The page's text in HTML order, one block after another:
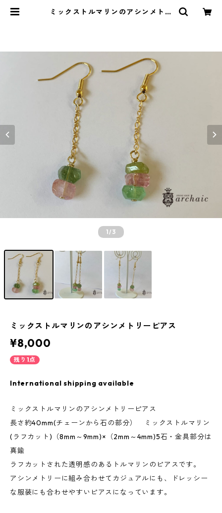
ミックストルマリンのアシンメトリ
1/3
ミックストルマリンのアシンメトリーピアス
¥8,000
残り1点
International shipping available
ミックストルマリンのアシンメトリーピアス
長さ約40mm(チェーンから石の部分） ミックストルマリン
(ラフカット)（8mm～9mm)×（2mm～4mm)5石・金具部分は
真鍮
ラフカットされた透明感のあるトルマリンのピアスです。
アシンメトリーに組み合わせてカジュアルにも、ドレッシー
な服装にも合わせやすいピアスになっています。